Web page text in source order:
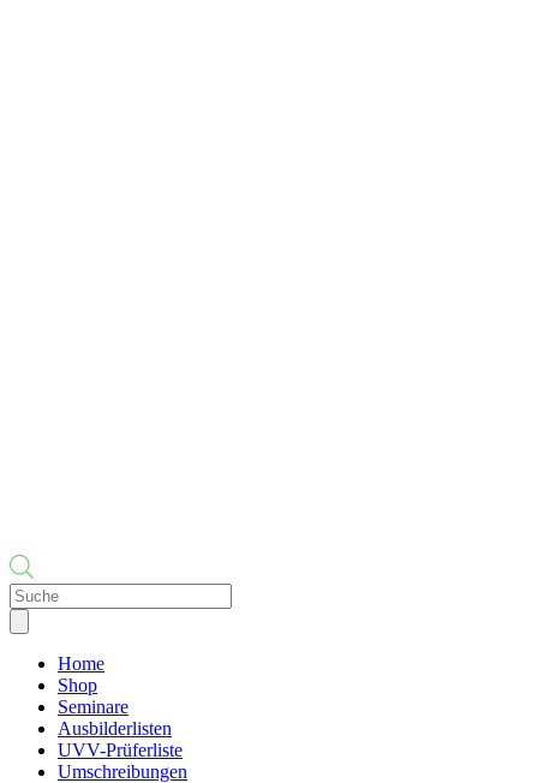
Products
search
Home
Shop
Seminare
Ausbilderlisten
UVV-Prüferliste
Umschreibungen